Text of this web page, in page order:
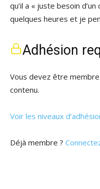
qu’il a « juste besoin
quelques heures et je
Adhésion
Vous devez être
contenu.
Voir les niveaux
Déjà membre ?